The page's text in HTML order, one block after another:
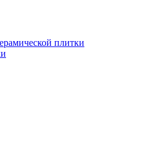
плитки